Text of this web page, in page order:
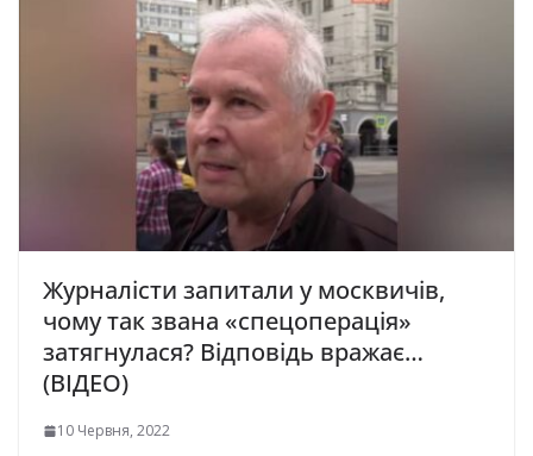
Журналісти запитали у москвичів,
чому так звана «спецоперація»
затягнулася? Відповідь вражає…
(ВІДЕО)
10 Червня, 2022